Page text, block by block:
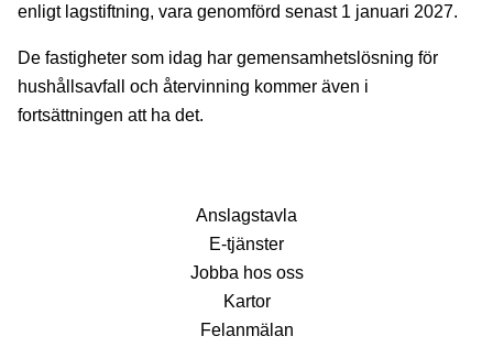
enligt lagstiftning, vara genomförd senast 1 januari 2027.
De fastigheter som idag har gemensamhetslösning för
hushållsavfall och återvinning kommer även i
fortsättningen att ha det.
Anslagstavla
E-tjänster
Jobba hos oss
Kartor
Felanmälan